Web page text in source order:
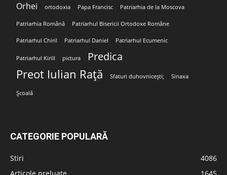
Orhei ortodoxia Papa Francisc Patriarhia de la Moscova
Patriarhia Română Patriarhul Bisericii Ortodoxe Române
Patriarhul Chiril Patriarhul Daniel Patriarhul Ecumenic
Patriarhul Kirill pictura Predica
Preot Iulian Rață Sfaturi duhovnicești; Sinaxa
Școală
CATEGORIE POPULARĂ
Stiri
4086